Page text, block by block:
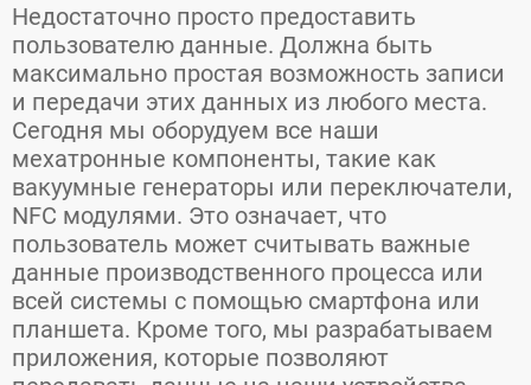
Недостаточно просто предоставить
пользователю данные. Должна быть
максимально простая возможность записи
и передачи этих данных из любого места.
Сегодня мы оборудуем все наши
мехатронные компоненты, такие как
вакуумные генераторы или переключатели,
NFC модулями. Это означает, что
пользователь может считывать важные
данные производственного процесса или
всей системы с помощью смартфона или
планшета. Кроме того, мы разрабатываем
приложения, которые позволяют